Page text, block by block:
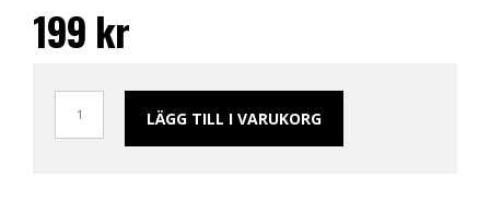
199 kr
LÄGG TILL I VARUKORG